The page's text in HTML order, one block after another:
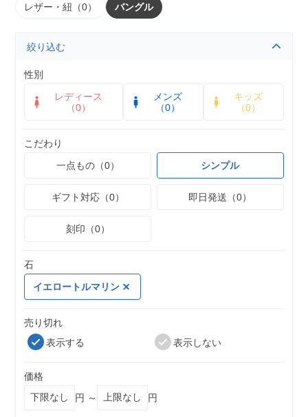
レザー・紐（0） バングル
絞り込む
性別
レディース
（0）
メンズ
（0）
キッズ
（0）
こだわり
一点もの（0）
シンプル
ギフト対応（0） 即日発送（0）
刻印（0）
石
イエロートルマリン
売り切れ
表示する
表示しない
価格
円 ～
円